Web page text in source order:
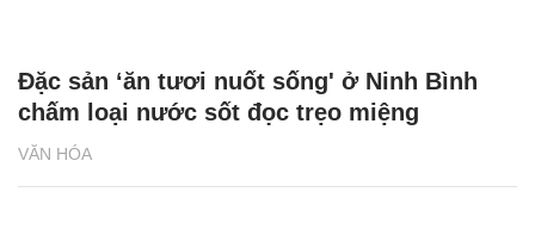
VĂN HÓA
Đặc sản ‘ăn tươi nuốt sống' ở Ninh Bình
chấm loại nước sốt đọc trẹo miệng